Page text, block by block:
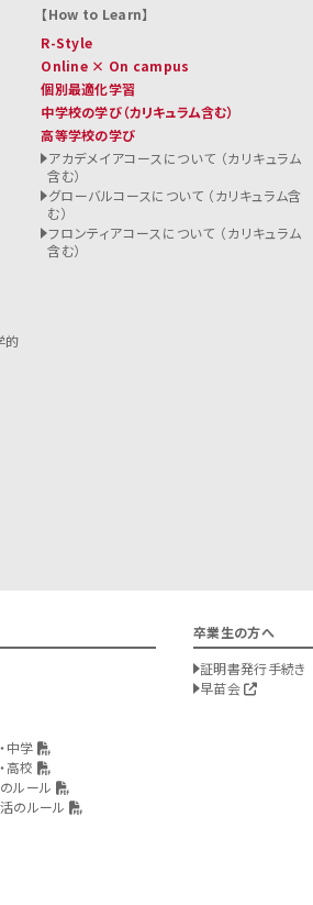
的
How to Learn
R-Style
Online × On campus
個別最適化学習
中学校の学び（カリキュラム含む）
高等学校の学び
アカデメイアコースについて （カリキュラム
含む）
グローバルコースについて （カリキュラム含
む）
フロンティアコースについて （カリキュラム
含む）
中学
高校
ルール
のルール
卒業生の方へ
証明書発行手続き
早苗会